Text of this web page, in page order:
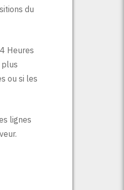
du
Heures
plus
ou si les
lignes